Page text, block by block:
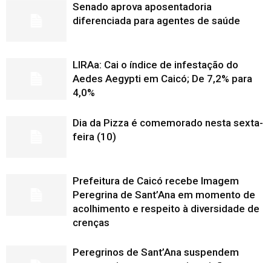
Senado aprova aposentadoria
diferenciada para agentes de saúde
LIRAa: Cai o índice de infestação do
Aedes Aegypti em Caicó; De 7,2% para
4,0%
Dia da Pizza é comemorado nesta sexta-
feira (10)
Prefeitura de Caicó recebe Imagem
Peregrina de Sant’Ana em momento de
acolhimento e respeito à diversidade de
crenças
Peregrinos de Sant’Ana suspendem